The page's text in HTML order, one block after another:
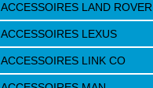
ACCESSOIRES LAND ROVER
ACCESSOIRES LEXUS
ACCESSOIRES LINK CO